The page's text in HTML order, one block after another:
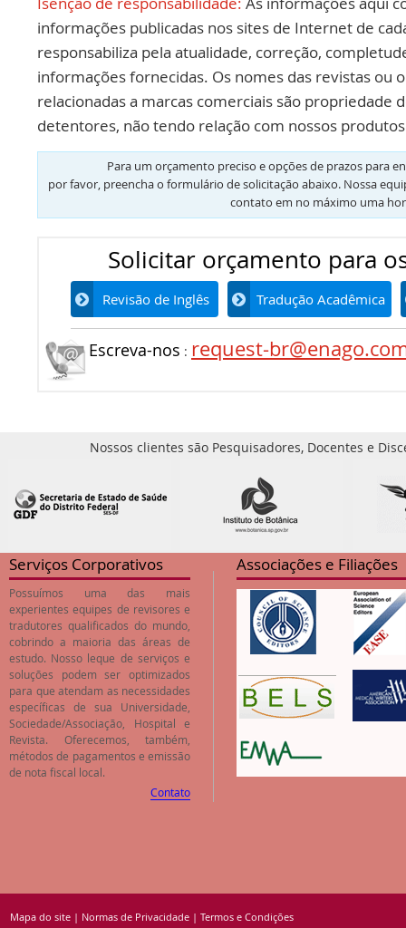
informações publicadas nos sites de Internet de
responsabiliza pela atualidade, correção,
informações fornecidas. Os nomes das revistas ou
relacionadas a marcas comerciais são propriedade
detentores, não tendo relação com nossos
Para um orçamento preciso e opções de prazos para
por favor, preencha o formulário de solicitação abaixo. Nossa
contato em no máximo uma
Solicitar orçamento para
Revisão de Inglês Tradução Acadêmica
Escreva-nos : request-
Nossos clientes são Pesquisadores, Docentes e
Serviços Corporativos
Possuímos uma das mais
experientes equipes de revisores e
tradutores qualificados do mundo,
cobrindo a maioria das áreas de
estudo. Nosso leque de serviços e
soluções podem ser optimizados
para que atendam as necessidades
específicas de sua Universidade,
Sociedade/Associação, Hospital e
Revista. Oferecemos, também,
métodos de pagamentos e emissão
de nota fiscal local.
Contato
Associações e Filiações
Mapa do site | Normas de Privacidade | Termos e Condições